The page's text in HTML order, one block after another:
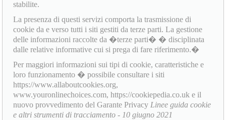
stabilite.
La presenza di questi servizi comporta la trasmissione di
cookie da e verso tutti i siti gestiti da terze parti. La gestione
delle informazioni raccolte da �terze parti� � disciplinata
dalle relative informative cui si prega di fare riferimento.�
Per maggiori informazioni sui tipi di cookie, caratteristiche e
loro funzionamento � possibile consultare i siti
https://www.allaboutcookies.org,
www.youronlinechoices.com, https://cookiepedia.co.uk e il
nuovo provvedimento del Garante Privacy Linee guida cookie
e altri strumenti di tracciamento - 10 giugno 2021